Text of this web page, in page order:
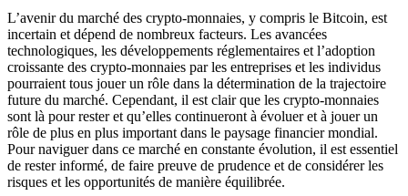
L’avenir du marché des crypto-monnaies, y compris le Bitcoin, est
incertain et dépend de nombreux facteurs. Les avancées
technologiques, les développements réglementaires et l’adoption
croissante des crypto-monnaies par les entreprises et les individus
pourraient tous jouer un rôle dans la détermination de la trajectoire
future du marché. Cependant, il est clair que les crypto-monnaies
sont là pour rester et qu’elles continueront à évoluer et à jouer un
rôle de plus en plus important dans le paysage financier mondial.
Pour naviguer dans ce marché en constante évolution, il est essentiel
de rester informé, de faire preuve de prudence et de considérer les
risques et les opportunités de manière équilibrée.